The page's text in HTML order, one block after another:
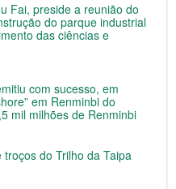
Fai, preside a reunião do
do parque industrial
das ciências e
com sucesso, em
em Renminbi do
mil milhões de Renminbi
do Trilho da Taipa